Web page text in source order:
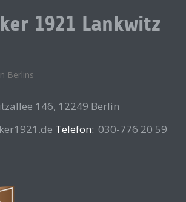
1921 Lankwitz
Berlins
146, 12249 Berlin
Telefon: 030-776 20 59